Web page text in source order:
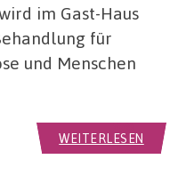
im Gast-Haus
für
und Menschen
WEITERLESEN